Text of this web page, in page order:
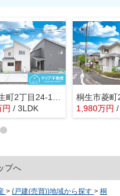
桐生相生町2丁目24-1期 リナージュ
円 / 3LDK 1,980万円
プへ
> (戸建(売買))地域から探す > 桐